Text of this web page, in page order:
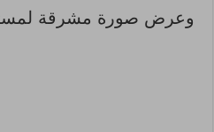
وعرض صورة مشرقة